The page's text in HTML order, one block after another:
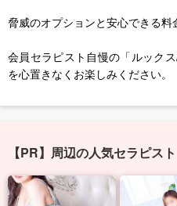
脅威のオプションと安心できる料
会員セラピスト自慢の「ルック
を心置きなくお楽しみください。
【PR】周辺の人気セラピスト